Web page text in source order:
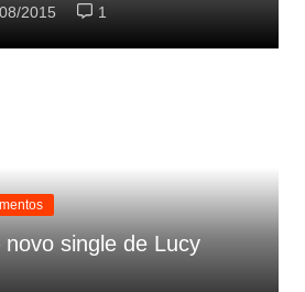
2015 1
single de Lucy